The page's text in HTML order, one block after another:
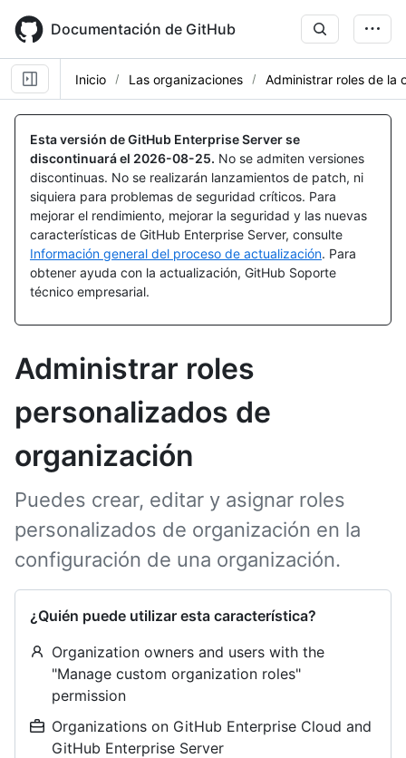
main
content
Documentación de GitHub
Inicio Las organizaciones Administrar roles de la
Esta versión de GitHub Enterprise Server se
discontinuará el 2026-08-25. No se admiten versiones
discontinuas. No se realizarán lanzamientos de patch, ni
siquiera para problemas de seguridad críticos. Para
mejorar el rendimiento, mejorar la seguridad y las nuevas
características de GitHub Enterprise Server, consulte
Información general del proceso de actualización. Para
obtener ayuda con la actualización, GitHub Soporte
técnico empresarial.
Administrar roles
personalizados de
organización
Puedes crear, editar y asignar roles
personalizados de organización en la
configuración de una organización.
¿Quién puede utilizar esta característica?
Organization owners and users with the
"Manage custom organization roles"
permission
Organizations on GitHub Enterprise Cloud and
GitHub Enterprise Server